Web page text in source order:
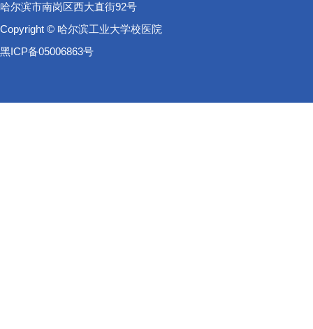
哈尔滨市南岗区西大直街92号
Copyright © 哈尔滨工业大学校医院
黑ICP备05006863号